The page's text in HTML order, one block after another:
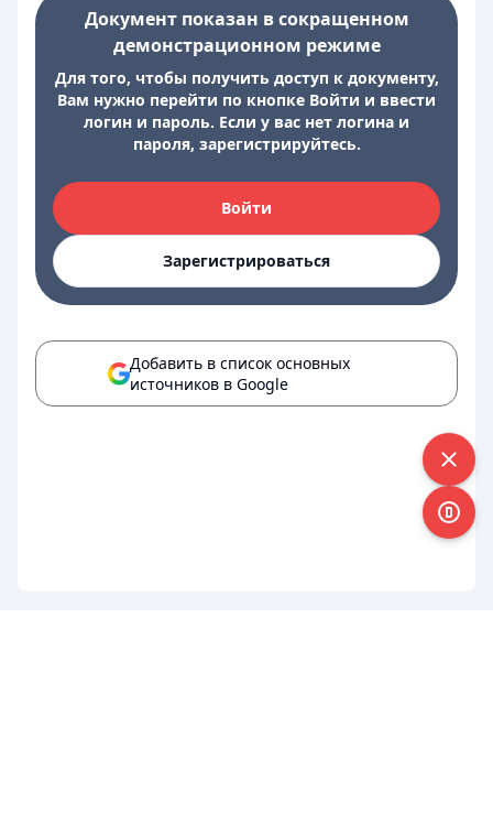
Документ показан в сокращенном
демонстрационном режиме
Для того, чтобы получить доступ к документу,
Вам нужно перейти по кнопке Войти и ввести
логин и пароль. Если у вас нет логина и
пароля, зарегистрируйтесь.
Войти
Зарегистрироваться
Добавить в список основных
источников в Google